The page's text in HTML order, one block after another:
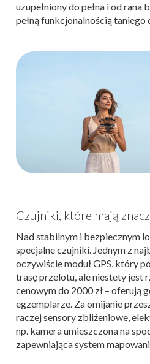
uzupełniony do pełna i od rana
pełną funkcjonalnością taniego
Czujniki, które mają
Nad stabilnym i bezpiecznym
specjalne czujniki. Jednym z
oczywiście moduł GPS, który
trasę przelotu, ale niestety jest
cenowym do 2000 zł – oferują
egzemplarze. Za omijanie
raczej sensory zbliżeniowe,
np. kamera umieszczona na
zapewniająca system